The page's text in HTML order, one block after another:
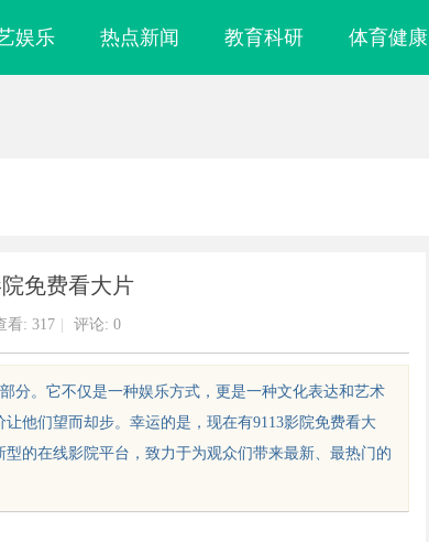
娱乐 热点新闻 教育科研 体育健康
免费看大片
看: 317 评论: 0
分。它不仅是一种娱乐方式，更是一种文化表达和艺术
他们望而却步。幸运的是，现在有9113影院免费看大
的在线影院平台，致力于为观众们带来最新、最热门的